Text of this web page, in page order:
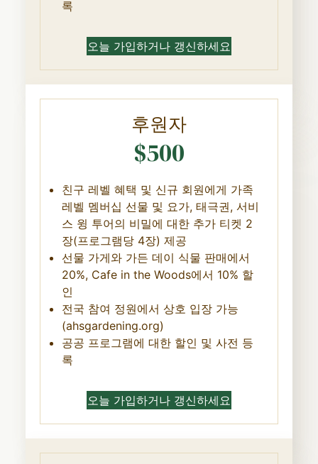
록
오늘 가입하거나 갱신하세요
후원자
$500
친구 레벨 혜택 및 신규 회원에게 가족
레벨 멤버십 선물 및 요가, 태극권, 서비
스 윙 투어의 비밀에 대한 추가 티켓 2
장(프로그램당 4장) 제공
선물 가게와 가든 데이 식물 판매에서
20%, Cafe in the Woods에서 10% 할
인
전국 참여 정원에서 상호 입장 가능
(ahsgardening.org)
공공 프로그램에 대한 할인 및 사전 등
록
오늘 가입하거나 갱신하세요